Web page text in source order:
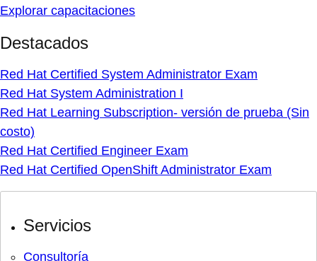
Explorar capacitaciones
Destacados
Red Hat Certified System Administrator Exam
Red Hat System Administration I
Red Hat Learning Subscription- versión de prueba (Sin
costo)
Red Hat Certified Engineer Exam
Red Hat Certified OpenShift Administrator Exam
Servicios
Consultoría